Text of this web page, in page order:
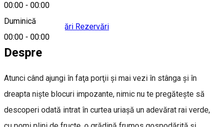
00:00 - 00:00
Duminică
00:00 - 00:00
Rezervări Rezervări Rezervări
Despre
Atunci când ajungi în faţa porţii şi mai vezi în stânga şi în
dreapta nişte blocuri impozante, nimic nu te pregăteşte să
descoperi odată intrat în curtea uriaşă un adevărat rai verde,